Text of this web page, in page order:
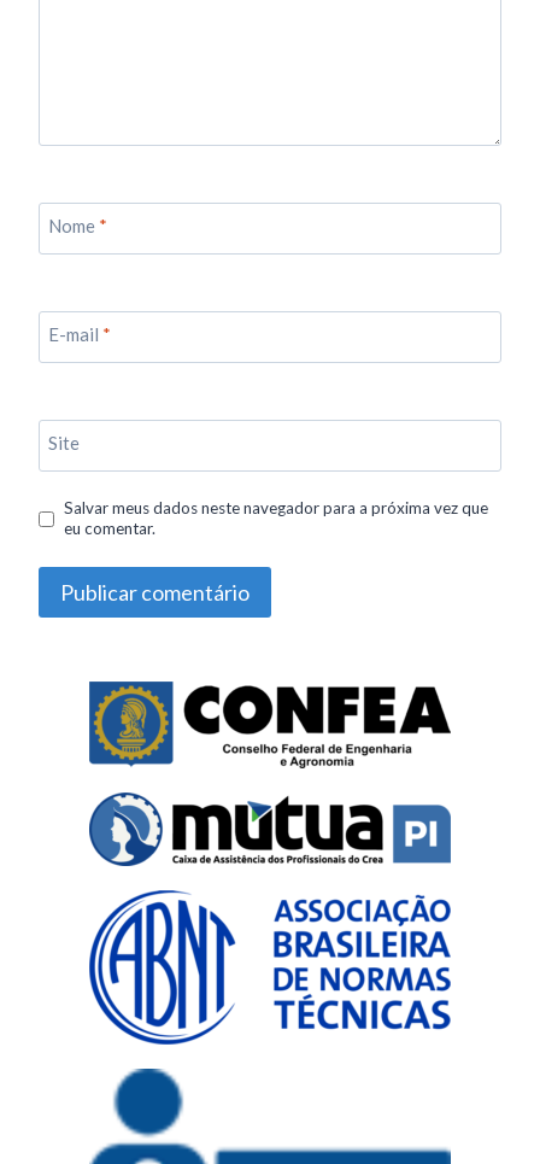
Nome *
E-mail *
Site
Salvar meus dados neste navegador para a próxima vez que
eu comentar.